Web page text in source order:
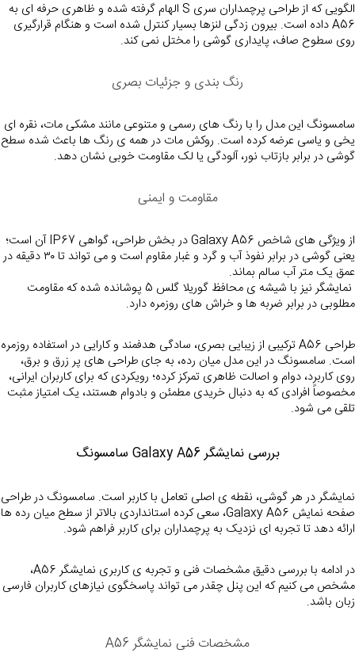
الگویی که از طراحی پرچمداران سری S
روی سطوح صاف، پایداری گوشی را مختل نمی کند.
رنگ بندی و جزئیات بصری
گوشی در برابر بازتاب نور، آلودگی یا لک مقاومت خوبی نشان دهد.
مقاومت و ایمنی
یعنی گوشی در برابر نفوذ آب و گرد و غبار مقاوم است و می تواند تا ۳۰ دقیقه در
عمق یک متر آب سالم بماند.
گوریلا گلس 5
مطلوبی در برابر ضربه ها و خراش های روزمره دارد.
تلقی می شود.
بررسی نمایشگر Galaxy A56 سامسونگ
ارائه دهد تا تجربه ای نزدیک به پرچمداران برای کاربر فراهم شود.
زبان باشد.
مشخصات فنی نمایشگر A56